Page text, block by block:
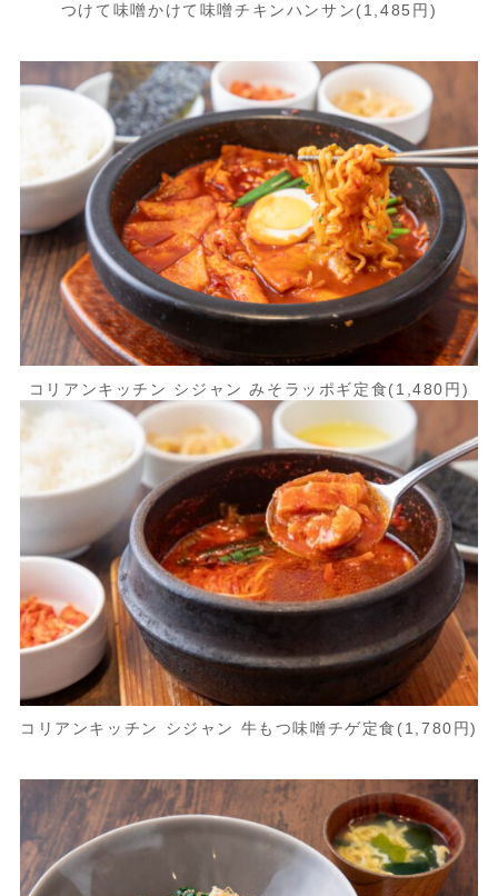
つけて味噌かけて味噌チキンハンサン(1,485円)
コリアンキッチン シジャン みそラッポギ定食(1,480円)
コリアンキッチン シジャン 牛もつ味噌チゲ定食(1,780円)